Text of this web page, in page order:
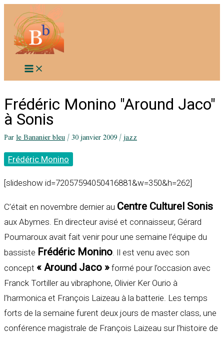
contenu
Frédéric Monino "Around Jaco"
à Sonis
Parle Bananier bleu/30 janvier 2009/jazz
Frédéric Monino
[slideshow id=72057594050416881&w=350&h=262]
C’était en novembre dernier au Centre Culturel Sonis
aux Abymes. En directeur avisé et connaisseur, Gérard
Poumaroux avait fait venir pour une semaine l’équipe du
bassiste Frédéric Monino . Il est venu avec son
concept « Around Jaco » formé pour l’occasion avec
Franck Tortiller au vibraphone, Olivier Ker Ourio à
l’harmonica et François Laizeau à la batterie. Les temps
forts de la semaine furent deux jours de master class, une
conférence magistrale de François Laizeau sur l’histoire de